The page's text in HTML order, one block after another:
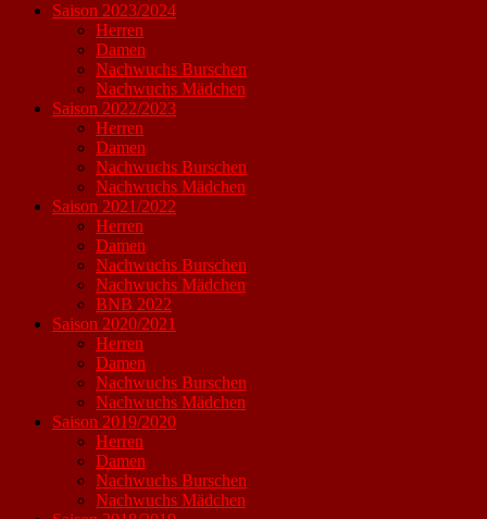
Saison 2023/2024
Herren
Damen
Nachwuchs Burschen
Nachwuchs Mädchen
Saison 2022/2023
Herren
Damen
Nachwuchs Burschen
Nachwuchs Mädchen
Saison 2021/2022
Herren
Damen
Nachwuchs Burschen
Nachwuchs Mädchen
BNB 2022
Saison 2020/2021
Herren
Damen
Nachwuchs Burschen
Nachwuchs Mädchen
Saison 2019/2020
Herren
Damen
Nachwuchs Burschen
Nachwuchs Mädchen